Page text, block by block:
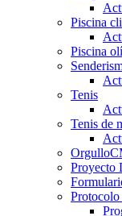
Piscina
Piscina
Tenis
Tenis de
Proyecto